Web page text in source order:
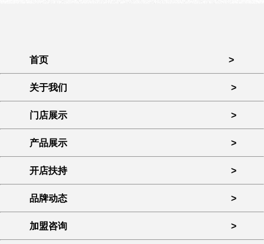
首页 >
关于我们 >
门店展示 >
产品展示 >
开店扶持 >
品牌动态 >
加盟咨询 >